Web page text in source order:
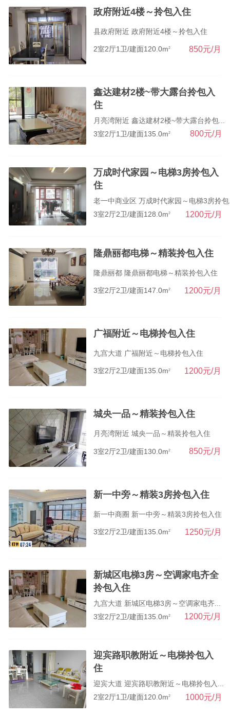
政府附近4楼～拎包入住
县政府附近 政府附近4楼～拎包入住
2室2厅1卫/建面120.0m2 850元/月
鑫达建材2楼~带大露台拎包入
住
月亮湾附近 鑫达建材2楼~带大露台拎包...
3室2厅1卫/建面135.0m2 800元/月
万成时代家园～电梯3房拎包入
住
老一中商业区 万成时代家园～电梯3房拎
3室2厅2卫/建面128.0m2 1200元/月
隆鼎丽都电梯～精装拎包入住
隆鼎丽都 隆鼎丽都电梯～精装拎包入住
3室2厅2卫/建面147.0m2 1200元/月
广福附近～电梯拎包入住
九宫大道 广福附近～电梯拎包入住
3室2厅2卫/建面135.0m2 1200元/月
城央一品～精装拎包入住
月亮湾附近 城央一品～精装拎包入住
3室2厅2卫/建面130.0m2 850元/月
新一中旁～精装3房拎包入住
新一中商圈 新一中旁～精装3房拎包入住
3室2厅2卫/建面135.0m2 1250元/月
新城区电梯3房～空调家电齐全
拎包入住
九宫大道 新城区电梯3房～空调家电齐...
3室2厅2卫/建面135.0m2 1200元/月
迎宾路职教附近～电梯拎包入
住
迎宾大道 迎宾路职教附近～电梯拎包入...
2室2厅1卫/建面120.0m2 1000元/月